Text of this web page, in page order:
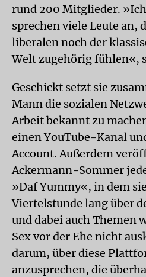
rund 200 Mitglieder.
sprechen viele Leute an,
liberalen noch der
Welt zugehörig fühlen«,
Geschickt setzt sie
Mann die sozialen
Arbeit bekannt zu
einen YouTube-Kanal
Account. Außerdem
Ackermann-Sommer
»Daf Yummy«, in dem
Viertelstunde lang über
und dabei auch Themen
Sex vor der Ehe nicht
darum, über diese
anzusprechen, die